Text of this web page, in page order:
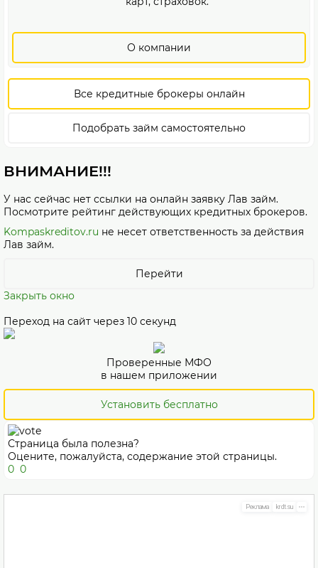
О компании
Все кредитные брокеры онлайн
Подобрать займ самостоятельно
ВНИМАНИЕ!!!
У нас сейчас нет ссылки на онлайн заявку Лав займ.
Посмотрите рейтинг действующих кредитных брокеров.
Kompaskreditov.ru не несет ответственность за действия
Лав займ.
Перейти
Закрыть окно
Переход на сайт через 10 секунд
Проверенные МФО
в нашем приложении
Установить бесплатно
Страница была полезна?
Оцените, пожалуйста, содержание этой страницы.
0 0